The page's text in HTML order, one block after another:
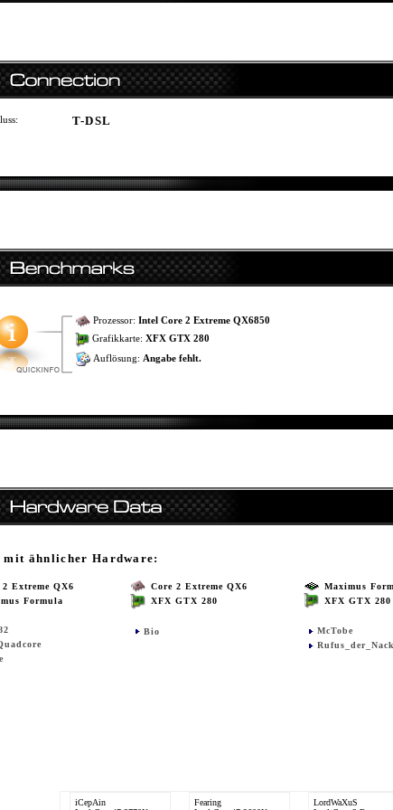
T-DSL
Prozessor: Intel Core 2 Extreme QX6850
Grafikkarte: XFX GTX 280
Auflösung: Angabe fehlt.
ähnlicher Hardware:
2 Extreme QX6
Formula
Core 2 Extreme QX6
XFX GTX 280
Bio
Maximus
XFX GTX 280
McTobe
iCepAin
Fearing
LordWaXuS